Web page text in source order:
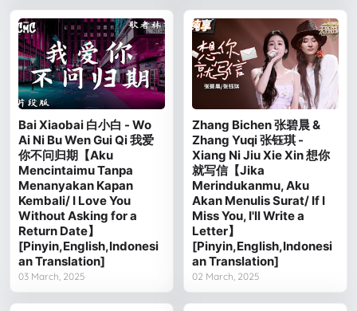
Bai Xiaobai 白小白 - Wo
Ai Ni Bu Wen Gui Qi 我爱
你不问归期【Aku
Mencintaimu Tanpa
Menanyakan Kapan
Kembali/ I Love You
Without Asking for a
Return Date】
[Pinyin,English,Indonesi
an Translation]
03 March, 2025
Zhang Bichen 张碧晨 &
Zhang Yuqi 张钰琪 -
Xiang Ni Jiu Xie Xin 想你
就写信【Jika
Merindukanmu, Aku
Akan Menulis Surat/ If I
Miss You, I'll Write a
Letter】
[Pinyin,English,Indonesi
an Translation]
02 March, 2025